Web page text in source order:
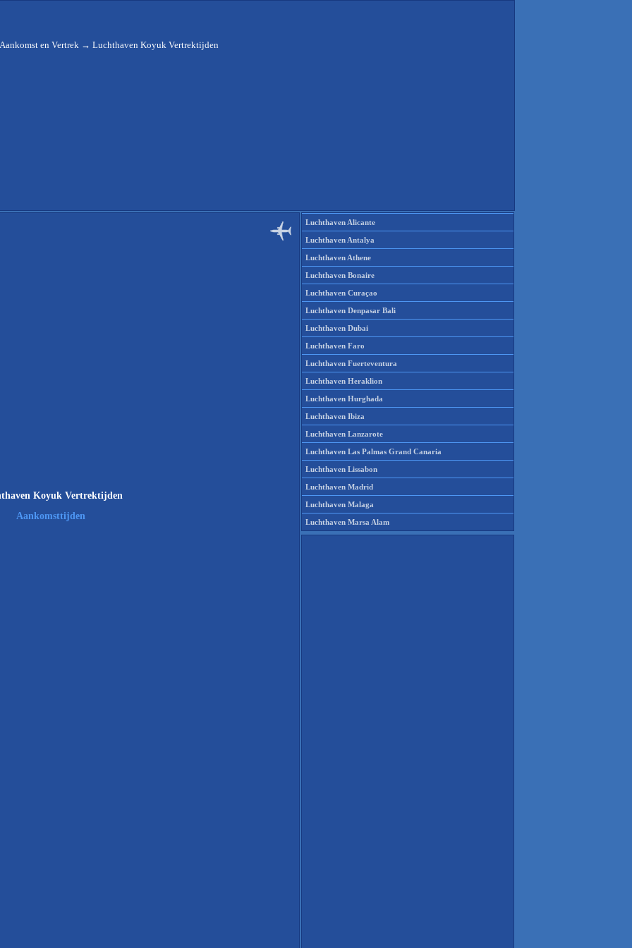
en Vertrek → Luchthaven Koyuk Vertrektijden
Koyuk Vertrektijden
Aankomsttijden
Luchthaven Alicante
Luchthaven Antalya
Luchthaven Athene
Luchthaven Bonaire
Luchthaven Curaçao
Luchthaven Denpasar Bali
Luchthaven Dubai
Luchthaven Faro
Luchthaven Fuerteventura
Luchthaven Heraklion
Luchthaven Hurghada
Luchthaven Ibiza
Luchthaven Lanzarote
Luchthaven Las Palmas Grand Canaria
Luchthaven Lissabon
Luchthaven Madrid
Luchthaven Malaga
Luchthaven Marsa Alam